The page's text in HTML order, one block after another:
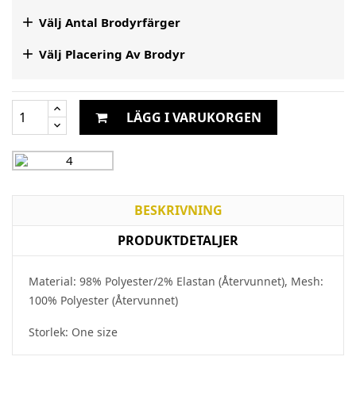
 Välj Antal Brodyrfärger
 Välj Placering Av Brodyr
LÄGG I VARUKORGEN
BESKRIVNING
PRODUKTDETALJER
Material: 98% Polyester/2% Elastan (Återvunnet), Mesh:
100% Polyester (Återvunnet)
Storlek: One size